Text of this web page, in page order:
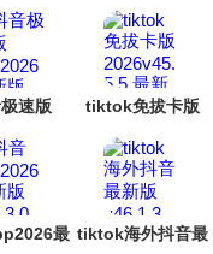
，需要
速版
tiktok免拔卡版
最 tiktok海外抖音最